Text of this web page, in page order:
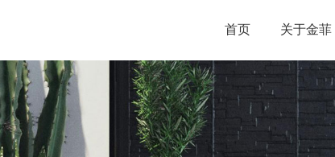
首页 关于金菲